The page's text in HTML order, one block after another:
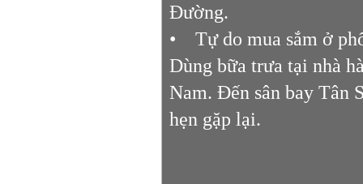
Đường.
• Tự do mua sắm ở
Dùng bữa trưa tại nhà
Nam. Đến sân bay Tân
hẹn gặp lại.